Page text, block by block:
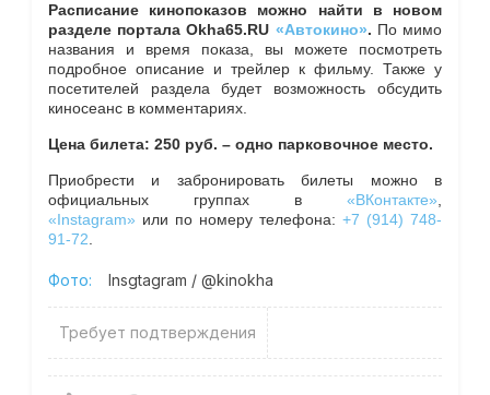
Расписание кинопоказов можно найти в новом
разделе портала Okha65.RU «Автокино». По мимо
названия и время показа, вы можете посмотреть
подробное описание и трейлер к фильму. Также у
посетителей раздела будет возможность обсудить
киносеанс в комментариях.
Цена билета: 250 руб. – одно парковочное место.
Приобрести и забронировать билеты можно в
официальных группах в«ВКонтакте»
«Instagram» или по номеру телефона:+7 (914) 748-
91-72
Фото: Insgtagram / @kinokha
Требует подтверждения